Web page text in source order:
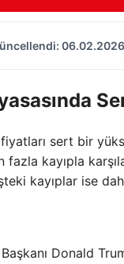
sert bir
fazla kayıpla
kayıplar ise
Donald